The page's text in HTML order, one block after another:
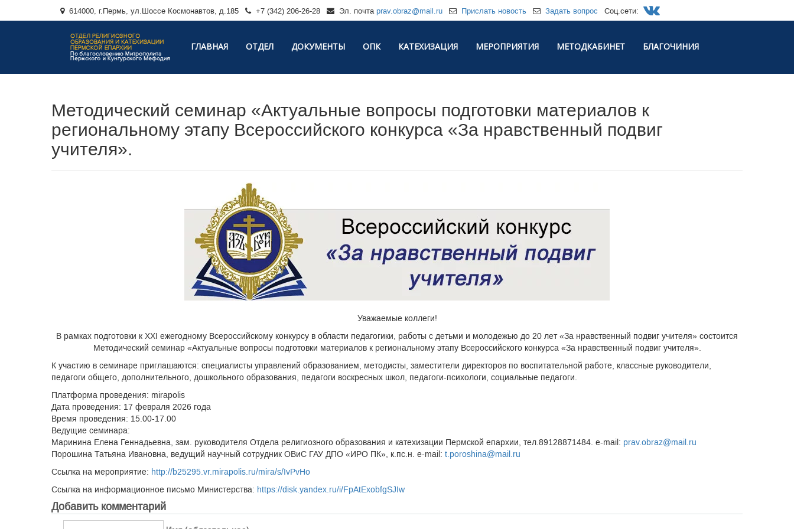
614000, г.Пермь, ул.Шоссе Космонавтов, д.185 +7 (342) 206-26-28 Эл. почта prav.obraz@mail.ru Прислать новость Задать вопрос Соц.сети:
ГЛАВНАЯ ОТДЕЛ ДОКУМЕНТЫ ОПК КАТЕХИЗАЦИЯ МЕРОПРИЯТИЯ МЕТОДКАБИНЕТ БЛАГОЧИНИЯ
Методический семинар «Актуальные вопросы подготовки материалов к
региональному этапу Всероссийского конкурса «За нравственный подвиг
учителя».
Уважаемые коллеги!
В рамках подготовки к XXI ежегодному Всероссийскому конкурсу в области педагогики, работы с детьми и молодежью до 20 лет «За нравственный подвиг учителя» состоится
Методический семинар «Актуальные вопросы подготовки материалов к региональному этапу Всероссийского конкурса «За нравственный подвиг учителя».
К участию в семинаре приглашаются: специалисты управлений образованием, методисты, заместители директоров по воспитательной работе, классные руководители,
педагоги общего, дополнительного, дошкольного образования, педагоги воскресных школ, педагоги-психологи, социальные педагоги.
Платформа проведения: mirapolis
Дата проведения: 17 февраля 2026 года
Время проведения: 15.00-17.00
Ведущие семинара:
Маринина Елена Геннадьевна, зам. руководителя Отдела религиозного образования и катехизации Пермской епархии, тел.89128871484. e-mail: prav.obraz@mail.ru
Порошина Татьяна Ивановна, ведущий научный сотрудник ОВиС ГАУ ДПО «ИРО ПК», к.пс.н. e-mail: t.poroshina@mail.ru
Ссылка на мероприятие: http://b25295.vr.mirapolis.ru/mira/s/IvPvHo
Ссылка на информационное письмо Министерства: https://disk.yandex.ru/i/FpAtExobfgSJIw
Добавить комментарий